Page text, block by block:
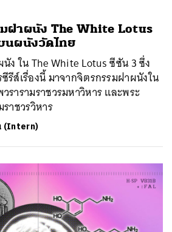
ฝาผนัง The White Lotus
ผนังวัดไทย
ง ใน The White Lotus ซีซัน 3 ซึ่ง
รีส์เรื่องนี้ มาจากจิตรกรรมฝาผนังใน
รารามราชวรมหาวิหาร และพระ
าชวรวิหาร
(Intern)